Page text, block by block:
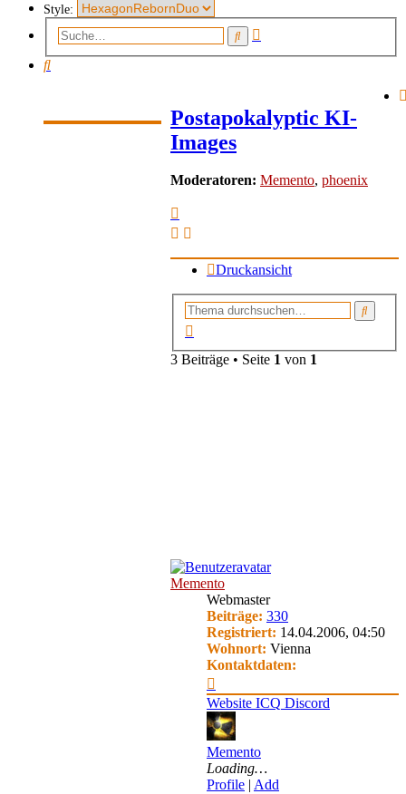
Style:
Suche
Suche
Postapokalyptic KI-
Images
Moderatoren: Memento, phoenix
Druckansicht
Suche
3 Beiträge • Seite 1 von 1
Memento
Webmaster
Beiträge: 330
Registriert: 14.04.2006, 04:50
Wohnort: Vienna
Kontaktdaten:
von
Memento
Website ICQ Discord
Memento
Loading…
Profile | Add